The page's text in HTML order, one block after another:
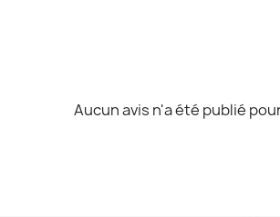
Aucun avis n'a été publié